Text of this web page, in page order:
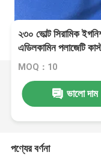
২৩০ ভোল্ট সিরামিক
এডিলকামিন পলাজেটি
MOQ：10
ভালো দাম
পণ্যের বর্ণনা